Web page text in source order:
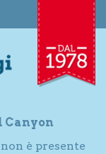
Canyon
è presente